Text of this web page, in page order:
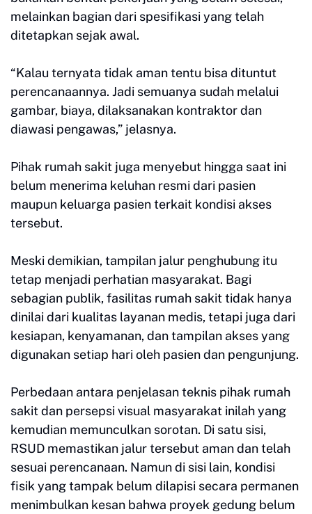
melainkan bagian dari spesifikasi yang telah
ditetapkan sejak awal.
“Kalau ternyata tidak aman tentu bisa dituntut
perencanaannya. Jadi semuanya sudah melalui
gambar, biaya, dilaksanakan kontraktor dan
diawasi pengawas,” jelasnya.
Pihak rumah sakit juga menyebut hingga saat ini
belum menerima keluhan resmi dari pasien
maupun keluarga pasien terkait kondisi akses
tersebut.
Meski demikian, tampilan jalur penghubung itu
tetap menjadi perhatian masyarakat. Bagi
sebagian publik, fasilitas rumah sakit tidak hanya
dinilai dari kualitas layanan medis, tetapi juga dari
kesiapan, kenyamanan, dan tampilan akses yang
digunakan setiap hari oleh pasien dan pengunjung.
Perbedaan antara penjelasan teknis pihak rumah
sakit dan persepsi visual masyarakat inilah yang
kemudian memunculkan sorotan. Di satu sisi,
RSUD memastikan jalur tersebut aman dan telah
sesuai perencanaan. Namun di sisi lain, kondisi
fisik yang tampak belum dilapisi secara permanen
menimbulkan kesan bahwa proyek gedung belum